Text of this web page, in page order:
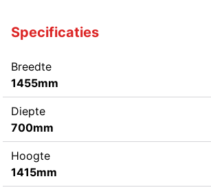
Specificaties
Breedte
1455mm
Diepte
700mm
Hoogte
1415mm